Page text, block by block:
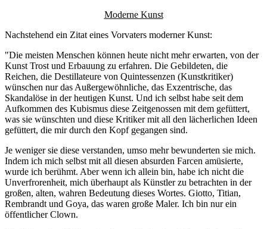
Moderne Kunst
Nachstehend ein Zitat eines Vorvaters moderner Kunst:
"Die meisten Menschen können heute nicht mehr erwarten, von der
Kunst Trost und Erbauung zu erfahren. Die Gebildeten, die
Reichen, die Destillateure von Quintessenzen (Kunstkritiker)
wünschen nur das Außergewöhnliche, das Exzentrische, das
Skandalöse in der heutigen Kunst. Und ich selbst habe seit dem
Aufkommen des Kubismus diese Zeitgenossen mit dem gefüttert,
was sie wünschten und diese Kritiker mit all den lächerlichen Ideen
gefüttert, die mir durch den Kopf gegangen sind.
Je weniger sie diese verstanden, umso mehr bewunderten sie mich.
Indem ich mich selbst mit all diesen absurden Farcen amüsierte,
wurde ich berühmt. Aber wenn ich allein bin, habe ich nicht die
Unverfrorenheit, mich überhaupt als Künstler zu betrachten in der
großen, alten, wahren Bedeutung dieses Wortes. Giotto, Titian,
Rembrandt und Goya, das waren große Maler. Ich bin nur ein
öffentlicher Clown.